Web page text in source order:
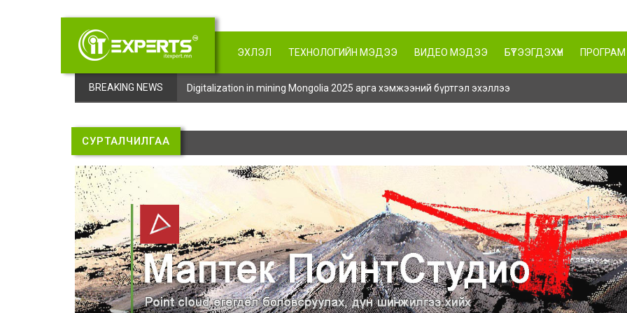
ЭХЛЭЛ ТЕХНОЛОГИЙН МЭДЭЭ ВИДЕО МЭДЭЭ БҮТЭЭГДЭХҮҮН ПРОГРАМ
BREAKING NEWS Digitalization in mining Mongolia 2025 арга хэмжээний бүртгэл эхэллээ
СУРТАЛЧИЛГАА